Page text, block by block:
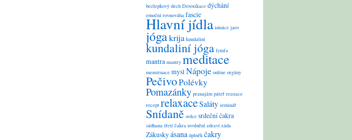
bezlepkový dech Detoxikace dýchání
emoční rovnováha fascie
Hlavní jídla intuice jaro
jógakrija kundaliní
kundaliní jóga lymfa
mantra mantry meditace
menstruace myslNápoje online orgány
PečivoPolévky
Pomazánky pranajám páteř reaxace
recept relaxaceSaláty seminář
Snídaně srdce srdeční čakra
sádhana třetí čakra uvolnění zdraví záda
Zákuskyásana úplněk čakry